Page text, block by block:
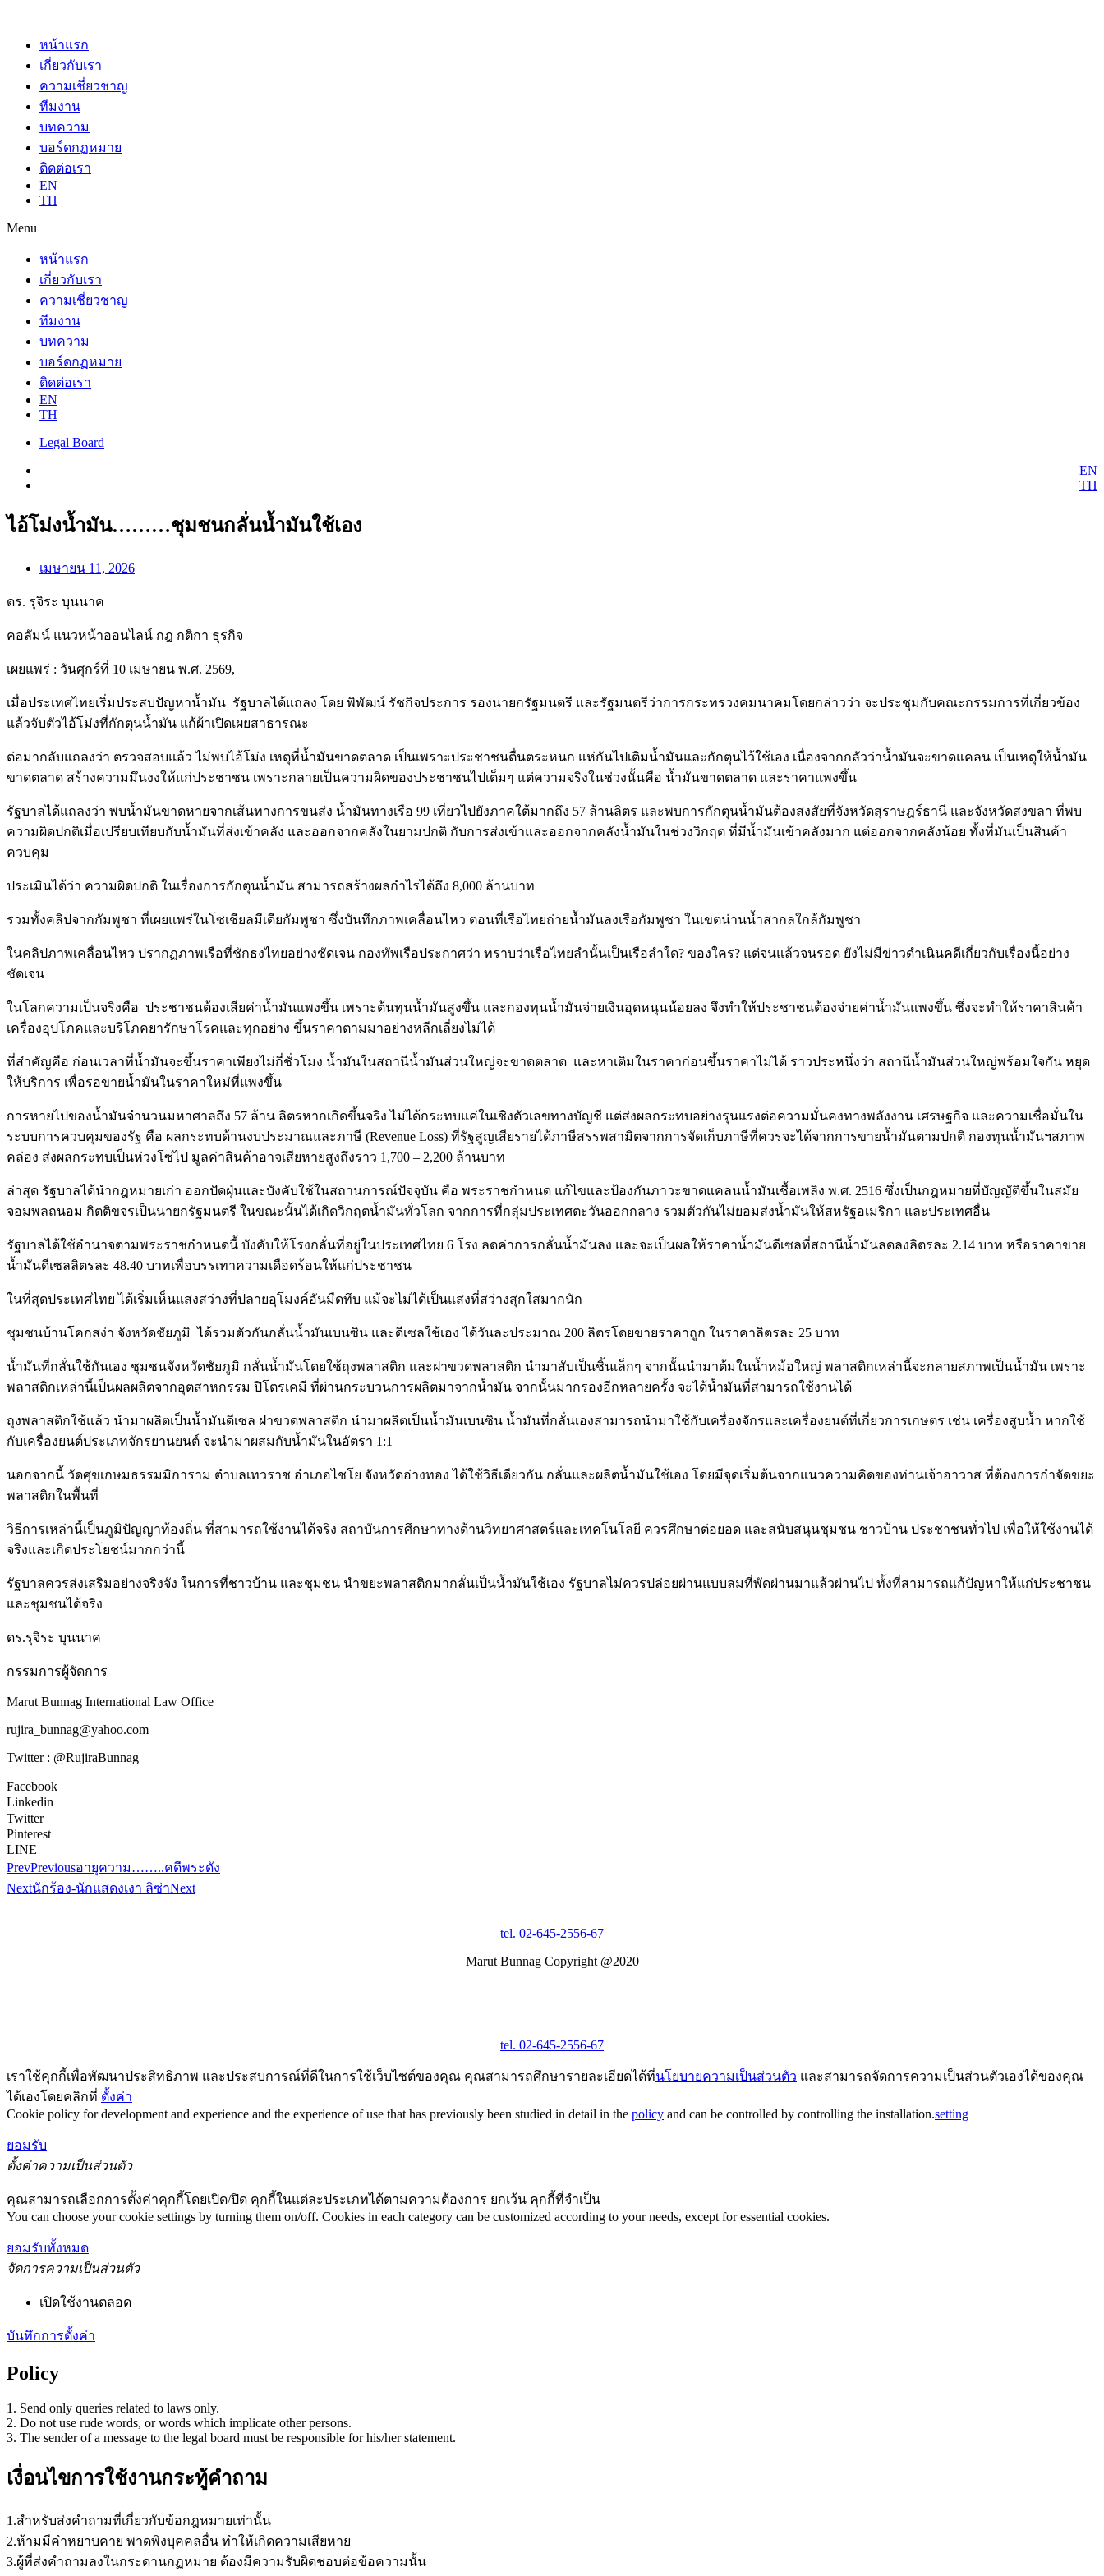
หน้าแรก
เกี่ยวกับเรา
ความเชี่ยวชาญ
ทีมงาน
บทความ
บอร์ดกฏหมาย
ติดต่อเรา
EN
TH
Menu
หน้าแรก
เกี่ยวกับเรา
ความเชี่ยวชาญ
ทีมงาน
บทความ
บอร์ดกฏหมาย
ติดต่อเรา
EN
TH
Legal Board
EN
TH
ไอ้โม่งน้ำมัน………ชุมชนกลั่นน้ำมันใช้เอง
เมษายน 11, 2026
ดร. รุจิระ บุนนาค
คอลัมน์ แนวหน้าออนไลน์ กฎ กติกา ธุรกิจ
เผยแพร่ : วันศุกร์ที่ 10 เมษายน พ.ศ. 2569,
เมื่อประเทศไทยเริ่มประสบปัญหาน้ำมัน รัฐบาลได้แถลง โดย พิพัฒน์ รัชกิจประการ รองนายกรัฐมนตรี และรัฐมนตรีว่าการกระทรวงคมนาคมโดยกล่าวว่า จะประชุมกับคณะกรรมการที่เกี่ยวข้อง
แล้วจับตัวไอ้โม่งที่กักตุนน้ำมัน แก้ผ้าเปิดเผยสาธารณะ
ต่อมากลับแถลงว่า ตรวจสอบแล้ว ไม่พบไอ้โม่ง เหตุที่น้ำมันขาดตลาด เป็นเพราะประชาชนตื่นตระหนก แห่กันไปเติมน้ำมันและกักตุนไว้ใช้เอง เนื่องจากกลัวว่าน้ำมันจะขาดแคลน เป็นเหตุให้น้ำมัน
ขาดตลาด สร้างความมึนงงให้แก่ประชาชน เพราะกลายเป็นความผิดของประชาชนไปเต็มๆ แต่ความจริงในช่วงนั้นคือ น้ำมันขาดตลาด และราคาแพงขึ้น
รัฐบาลได้แถลงว่า พบน้ำมันขาดหายจากเส้นทางการขนส่ง น้ำมันทางเรือ 99 เที่ยวไปยังภาคใต้มากถึง 57 ล้านลิตร และพบการกักตุนน้ำมันต้องสงสัยที่จังหวัดสุราษฎร์ธานี และจังหวัดสงขลา ที่พบ
ความผิดปกติเมื่อเปรียบเทียบกับน้ำมันที่ส่งเข้าคลัง และออกจากคลังในยามปกติ กับการส่งเข้าและออกจากคลังน้ำมันในช่วงวิกฤต ที่มีน้ำมันเข้าคลังมาก แต่ออกจากคลังน้อย ทั้งที่มันเป็นสินค้า
ควบคุม
ประเมินได้ว่า ความผิดปกติ ในเรื่องการกักตุนน้ำมัน สามารถสร้างผลกำไรได้ถึง 8,000 ล้านบาท
รวมทั้งคลิปจากกัมพูชา ที่เผยแพร่ในโซเชียลมีเดียกัมพูชา ซึ่งบันทึกภาพเคลื่อนไหว ตอนที่เรือไทยถ่ายน้ำมันลงเรือกัมพูชา ในเขตน่านน้ำสากลใกล้กัมพูชา
ในคลิปภาพเคลื่อนไหว ปรากฏภาพเรือที่ชักธงไทยอย่างชัดเจน กองทัพเรือประกาศว่า ทราบว่าเรือไทยลำนั้นเป็นเรือลำใด? ของใคร? แต่จนแล้วจนรอด ยังไม่มีข่าวดำเนินคดีเกี่ยวกับเรื่องนี้อย่าง
ชัดเจน
ในโลกความเป็นจริงคือ ประชาชนต้องเสียค่าน้ำมันแพงขึ้น เพราะต้นทุนน้ำมันสูงขึ้น และกองทุนน้ำมันจ่ายเงินอุดหนุนน้อยลง จึงทำให้ประชาชนต้องจ่ายค่าน้ำมันแพงขึ้น ซึ่งจะทำให้ราคาสินค้า
เครื่องอุปโภคและบริโภคยารักษาโรคและทุกอย่าง ขึ้นราคาตามมาอย่างหลีกเลี่ยงไม่ได้
ที่สำคัญคือ ก่อนเวลาที่น้ำมันจะขึ้นราคาเพียงไม่กี่ชั่วโมง น้ำมันในสถานีน้ำมันส่วนใหญ่จะขาดตลาด และหาเติมในราคาก่อนขึ้นราคาไม่ได้ ราวประหนึ่งว่า สถานีน้ำมันส่วนใหญ่พร้อมใจกัน หยุด
ให้บริการ เพื่อรอขายน้ำมันในราคาใหม่ที่แพงขึ้น
การหายไปของน้ำมันจำนวนมหาศาลถึง 57 ล้าน ลิตรหากเกิดขึ้นจริง ไม่ได้กระทบแค่ในเชิงตัวเลขทางบัญชี แต่ส่งผลกระทบอย่างรุนแรงต่อความมั่นคงทางพลังงาน เศรษฐกิจ และความเชื่อมั่นใน
ระบบการควบคุมของรัฐ คือ ผลกระทบด้านงบประมาณและภาษี (Revenue Loss) ที่รัฐสูญเสียรายได้ภาษีสรรพสามิตจากการจัดเก็บภาษีที่ควรจะได้จากการขายน้ำมันตามปกติ กองทุนน้ำมันฯสภาพ
คล่อง ส่งผลกระทบเป็นห่วงโซ่ไป มูลค่าสินค้าอาจเสียหายสูงถึงราว 1,700 – 2,200 ล้านบาท
ล่าสุด รัฐบาลได้นำกฎหมายเก่า ออกปัดฝุ่นและบังคับใช้ในสถานการณ์ปัจจุบัน คือ พระราชกำหนด แก้ไขและป้องกันภาวะขาดแคลนน้ำมันเชื้อเพลิง พ.ศ. 2516 ซึ่งเป็นกฎหมายที่บัญญัติขึ้นในสมัย
จอมพลถนอม กิตติขจรเป็นนายกรัฐมนตรี ในขณะนั้นได้เกิดวิกฤตน้ำมันทั่วโลก จากการที่กลุ่มประเทศตะวันออกกลาง รวมตัวกันไม่ยอมส่งน้ำมันให้สหรัฐอเมริกา และประเทศอื่น
รัฐบาลได้ใช้อำนาจตามพระราชกำหนดนี้ บังคับให้โรงกลั่นที่อยู่ในประเทศไทย 6 โรง ลดค่าการกลั่นน้ำมันลง และจะเป็นผลให้ราคาน้ำมันดีเซลที่สถานีน้ำมันลดลงลิตรละ 2.14 บาท หรือราคาขาย
น้ำมันดีเซลลิตรละ 48.40 บาทเพื่อบรรเทาความเดือดร้อนให้แก่ประชาชน
ในที่สุดประเทศไทย ได้เริ่มเห็นแสงสว่างที่ปลายอุโมงค์อันมืดทึบ แม้จะไม่ได้เป็นแสงที่สว่างสุกใสมากนัก
ชุมชนบ้านโคกสง่า จังหวัดชัยภูมิ ได้รวมตัวกันกลั่นน้ำมันเบนซิน และดีเซลใช้เอง ได้วันละประมาณ 200 ลิตรโดยขายราคาถูก ในราคาลิตรละ 25 บาท
น้ำมันที่กลั่นใช้กันเอง ชุมชนจังหวัดชัยภูมิ กลั่นน้ำมันโดยใช้ถุงพลาสติก และฝาขวดพลาสติก นำมาสับเป็นชิ้นเล็กๆ จากนั้นนำมาต้มในน้ำหม้อใหญ่ พลาสติกเหล่านี้จะกลายสภาพเป็นน้ำมัน เพราะ
พลาสติกเหล่านี้เป็นผลผลิตจากอุตสาหกรรม ปิโตรเคมี ที่ผ่านกระบวนการผลิตมาจากน้ำมัน จากนั้นมากรองอีกหลายครั้ง จะได้น้ำมันที่สามารถใช้งานได้
ถุงพลาสติกใช้แล้ว นำมาผลิตเป็นน้ำมันดีเซล ฝาขวดพลาสติก นำมาผลิตเป็นน้ำมันเบนซิน น้ำมันที่กลั่นเองสามารถนำมาใช้กับเครื่องจักรและเครื่องยนต์ที่เกี่ยวการเกษตร เช่น เครื่องสูบน้ำ หากใช้
กับเครื่องยนต์ประเภทจักรยานยนต์ จะนำมาผสมกับน้ำมันในอัตรา 1:1
นอกจากนี้ วัดศุขเกษมธรรมมิการาม ตำบลเทวราช อำเภอไชโย จังหวัดอ่างทอง ได้ใช้วิธีเดียวกัน กลั่นและผลิตน้ำมันใช้เอง โดยมีจุดเริ่มต้นจากแนวความคิดของท่านเจ้าอาวาส ที่ต้องการกำจัดขยะ
พลาสติกในพื้นที่
วิธีการเหล่านี้เป็นภูมิปัญญาท้องถิ่น ที่สามารถใช้งานได้จริง สถาบันการศึกษาทางด้านวิทยาศาสตร์และเทคโนโลยี ควรศึกษาต่อยอด และสนับสนุนชุมชน ชาวบ้าน ประชาชนทั่วไป เพื่อให้ใช้งานได้
จริงและเกิดประโยชน์มากกว่านี้
รัฐบาลควรส่งเสริมอย่างจริงจัง ในการที่ชาวบ้าน และชุมชน นำขยะพลาสติกมากลั่นเป็นน้ำมันใช้เอง รัฐบาลไม่ควรปล่อยผ่านแบบลมที่พัดผ่านมาแล้วผ่านไป ทั้งที่สามารถแก้ปัญหาให้แก่ประชาชน
และชุมชนได้จริง
ดร.รุจิระ บุนนาค
กรรมการผู้จัดการ
Marut Bunnag International Law Office
rujira_bunnag@yahoo.com
Twitter : @RujiraBunnag
Facebook
Linkedin
Twitter
Pinterest
LINE
PrevPreviousอายุความ……..คดีพระดัง
Nextนักร้อง-นักแสดงเงา ลิซ่าNext
tel. 02-645-2556-67
Marut Bunnag Copyright @2020
tel. 02-645-2556-67
เราใช้คุกกี้เพื่อพัฒนาประสิทธิภาพ และประสบการณ์ที่ดีในการใช้เว็บไซต์ของคุณ คุณสามารถศึกษารายละเอียดได้ที่นโยบายความเป็นส่วนตัว และสามารถจัดการความเป็นส่วนตัวเองได้ของคุณ
ได้เองโดยคลิกที่ ตั้งค่า
Cookie policy for development and experience and the experience of use that has previously been studied in detail in the policy and can be controlled by controlling the installation.setting
ยอมรับ
ตั้งค่าความเป็นส่วนตัว
คุณสามารถเลือกการตั้งค่าคุกกี้โดยเปิด/ปิด คุกกี้ในแต่ละประเภทได้ตามความต้องการ ยกเว้น คุกกี้ที่จำเป็น
You can choose your cookie settings by turning them on/off. Cookies in each category can be customized according to your needs, except for essential cookies.
ยอมรับทั้งหมด
จัดการความเป็นส่วนตัว
เปิดใช้งานตลอด
บันทึกการตั้งค่า
Policy
1. Send only queries related to laws only.
2. Do not use rude words, or words which implicate other persons.
3. The sender of a message to the legal board must be responsible for his/her statement.
เงื่อนไขการใช้งานกระทู้คำถาม
1.สำหรับส่งคำถามที่เกี่ยวกับข้อกฎหมายเท่านั้น
2.ห้ามมีคำหยาบคาย พาดพิงบุคคลอื่น ทำให้เกิดความเสียหาย
3.ผู้ที่ส่งคำถามลงในกระดานกฏหมาย ต้องมีความรับผิดชอบต่อข้อความนั้น